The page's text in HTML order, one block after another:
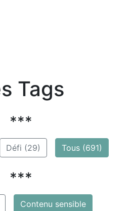
Tags
***
Défi (29) Tous (691)
***
Contenu sensible